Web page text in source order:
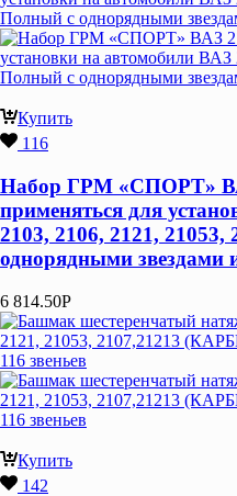
Купить
116
Набор ГРМ «СПОРТ»
применяться для
2103, 2106, 2121,
однорядными звездами
6 814.50Р
Купить
142